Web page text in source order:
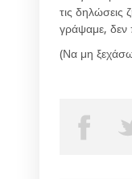
τις
γράψαμε, δεν
(Να μη